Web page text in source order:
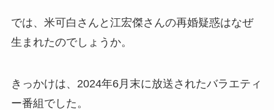
では、米可白さんと江宏傑さんの再婚疑惑はなぜ
生まれたのでしょうか。
きっかけは、2024年6月末に放送されたバラエティ
ー番組でした。